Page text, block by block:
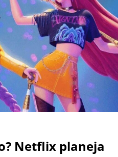
Netflix planeja